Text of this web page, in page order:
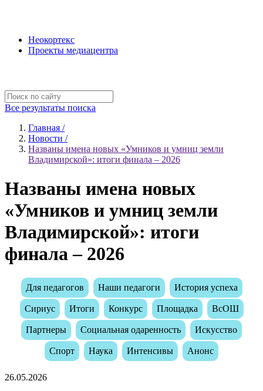
Неокортекс
Проекты медиацентра
Все результаты поиска
Главная /
Новости /
Названы имена новых «Умников и умниц земли
Владимирской»: итоги финала – 2026
Названы имена новых
«Умников и умниц земли
Владимирской»: итоги
финала – 2026
Для педагогов Наши педагоги История успеха
Сириус Итоги Конкурс Площадка ВсОШ
Партнеры Социальная одаренность Искусство
Спорт Наука Интенсивы Анонс
26.05.2026